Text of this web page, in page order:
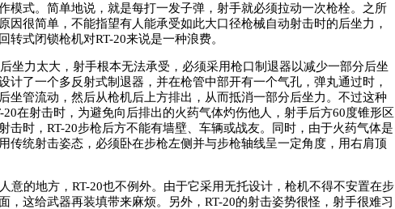
模式。简单地说，就是每打一发子弹，射手就必须拉动一次枪栓。之所
因很简单，不能指望有人能承受如此大口径枪械自动射击时的后坐力，
转式闭锁枪机对RT-20来说是一种浪费。
坐力太大，射手根本无法承受，必须采用枪口制退器以减少一部分后坐
计了一个多反射式制退器，并在枪管中部开有一个气孔，弹丸通过时，
坐管流动，然后从枪机后上方排出，从而抵消一部分后坐力。不过这种
在射击时，为避免向后排出的火药气体灼伤他人，射手后方60度锥形区
击时，RT-20步枪后方不能有墙壁、车辆或战友。同时，由于火药气体是
传统射击姿态，必须卧在步枪左侧并与步枪轴线呈一定角度，用右肩顶
意的地方，RT-20也不例外。由于它采用无托设计，枪机不得不安置在步
，这给武器再装填带来麻烦。另外，RT-20的射击姿势很怪，射手很难习